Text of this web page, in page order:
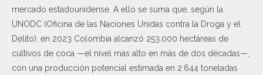
mercado estadounidense. A ello se suma que, según la
UNODC (Oficina de las Naciones Unidas contra la Droga y el
Delito), en 2023 Colombia alcanzó 253.000 hectáreas de
cultivos de coca —el nivel más alto en más de dos décadas—,
con una producción potencial estimada en 2.644 toneladas